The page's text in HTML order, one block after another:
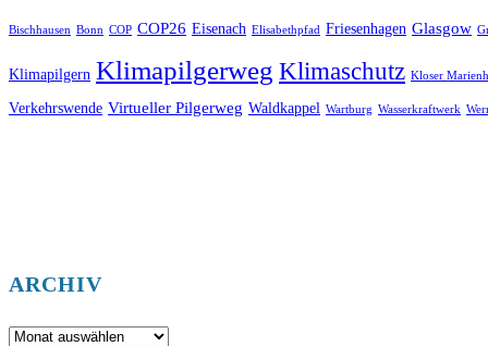
Bischhausen Bonn COP COP26 Eisenach Elisabethpfad Friesenhagen Glasgow
Klimapilgern Klimapilgerweg Klimaschutz Kloser
Verkehrswende Virtueller Pilgerweg Waldkappel Wartburg Wasserkraftwerk
ARCHIV
Archiv